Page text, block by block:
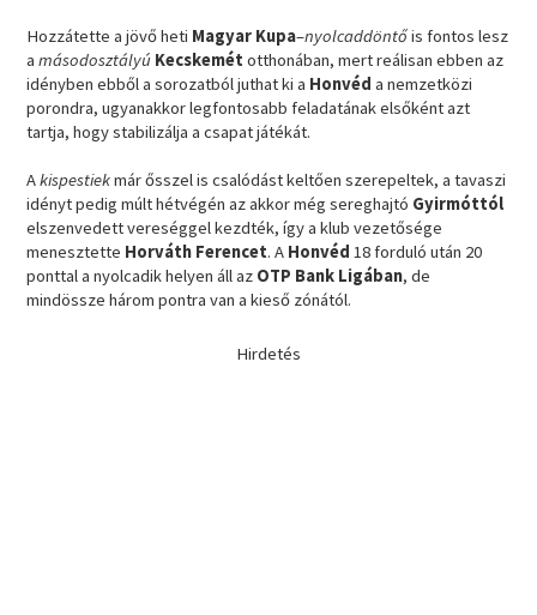
Hozzátette a jövő heti Magyar Kupa–nyolcaddöntőis fontos lesz
amásodosztályú Kecskemétotthonában, mert reálisan ebben az
idényben ebből a sorozatból juthat ki a Honvéda nemzetközi
porondra, ugyanakkor legfontosabb feladatának elsőként azt
tartja, hogy stabilizálja a csapat játékát.
Akispestiekmár ősszel is csalódást keltően szerepeltek, a tavaszi
idényt pedig múlt hétvégén az akkor még sereghajtó Gyirmóttól
elszenvedett vereséggel kezdték, így a klub vezetősége
menesztette Horváth Ferencet. A Honvéd18 forduló után 20
ponttal a nyolcadik helyen áll az OTP Bank Ligában, de
mindössze három pontra van a kieső zónától.
Hirdetés